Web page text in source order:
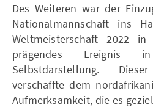
Des Weiteren war der
Nationalmannschaft ins
Weltmeisterschaft 2022
prägendes Ereignis
Selbstdarstellung.
verschaffte dem
Aufmerksamkeit, die es